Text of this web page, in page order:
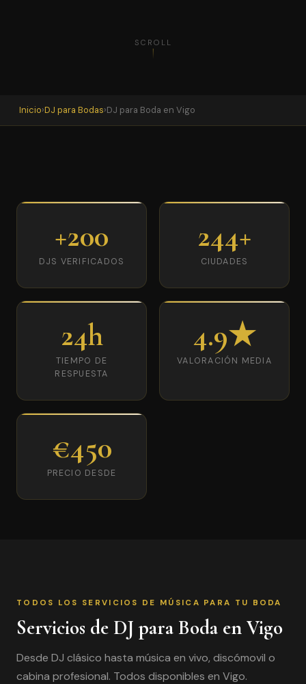
SCROLL
Inicio›DJ para Bodas›DJ para Boda en Vigo
+200
DJS VERIFICADOS
244+
CIUDADES
24h
TIEMPO DE
RESPUESTA
4.9★
VALORACIÓN MEDIA
€450
PRECIO DESDE
TODOS LOS SERVICIOS DE MÚSICA PARA TU BODA
Servicios de DJ para Boda en Vigo
Desde DJ clásico hasta música en vivo, discómovil o
cabina profesional. Todos disponibles en Vigo.